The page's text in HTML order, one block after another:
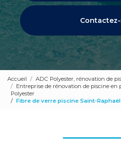
Accueil
ADC Polyester, rénovation de
Entreprise de rénovation de piscine en
Polyester
Fibre de verre piscine Saint-